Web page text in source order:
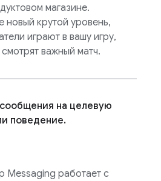
магазине.
новый крутой уровень,
играют в вашу игру,
важный матч.
на целевую
поведение.
Messaging работает с